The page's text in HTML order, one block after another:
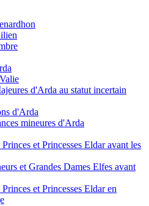
d'Arda au statut incertain
d'Arda
mineures d'Arda
et Princesses Eldar avant les
et Grandes Dames Elfes avant
et Princesses Eldar en